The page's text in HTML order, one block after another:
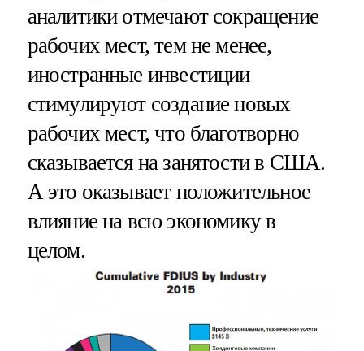
аналитики отмечают сокращение
рабочих мест, тем не менее,
иностранные инвестиции
стимулируют создание новых
рабочих мест, что благотворно
сказывается на занятости в США.
А это оказывает положительное
влияние на всю экономику в
целом.